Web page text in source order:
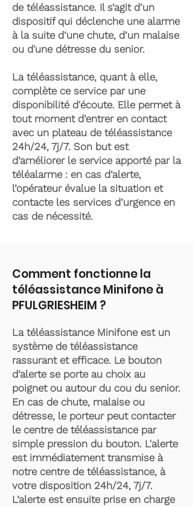
de téléassistance. Il s’agit d’un
dispositif qui déclenche une alarme
à la suite d’une chute, d’un malaise
ou d'une détresse du senior.
La téléassistance, quant à elle,
complète ce service par une
disponibilité d'écoute. Elle permet à
tout moment d’entrer en contact
avec un plateau de téléassistance
24h/24, 7j/7. Son but est
d’améliorer le service apporté par la
téléalarme : en cas d’alerte,
l’opérateur évalue la situation et
contacte les services d’urgence en
cas de nécessité.
Comment fonctionne la
téléassistance Minifone à
PFULGRIESHEIM ?
La téléassistance Minifone est un
système de téléassistance
rassurant et efficace. Le bouton
d’alerte se porte au choix au
poignet ou autour du cou du senior.
En cas de chute, malaise ou
détresse, le porteur peut contacter
le centre de téléassistance par
simple pression du bouton. L'alerte
est immédiatement transmise à
notre centre de téléassistance, à
votre disposition 24h/24, 7j/7.
L’alerte est ensuite prise en charge